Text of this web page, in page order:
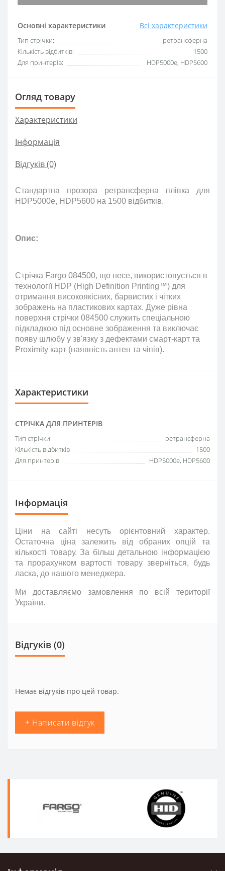
Основні характеристики Всі характеристики
Тип стрічки:
ретрансферна
Кількість відбитків:
1500
Для принтерів:
HDP5000e, HDP5600
Огляд товару
Характеристики
Інформація
Відгуків (0)
Стандартна прозора ретрансферна плівка для
HDP5000e, HDP5600 на 1500 відбитків.
Опис:
Стрічка Fargo 084500, що несе, використовується в
технології HDP (High Definition Printing™) для
отримання високоякісних, барвистих і чітких
зображень на пластикових картах. Дуже рівна
поверхня стрічки 084500 служить спеціальною
підкладкою під основне зображення та виключає
появу шлюбу у зв'язку з дефектами смарт-карт та
Proximity карт (наявність антен та чіпів).
Характеристики
СТРІЧКА ДЛЯ ПРИНТЕРІВ
Тип стрічки
ретрансферна
Кількість відбитків
1500
Для принтерів
HDP5000e, HDP5600
Інформація
Ціни на сайті несутьорієнтовний характер.
Остаточна ціна залежить від обраних опцій та
кількості товару. За більш детальною інформацією
та прорахунком вартості товару зверніться, будь
ласка, до нашого менеджера.
Ми доставляємо замовлення по всій території
України.
Відгуків (0)
Немає відгуків про цей товар.
+ Написати відгук